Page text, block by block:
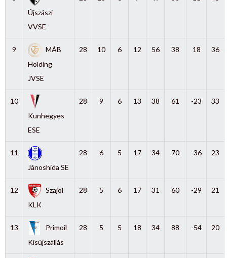
Újszászi
VVSE
9
MÁB
Holding
JVSE
28 10 6 12 56 38 18 36
10
Kunhegyes
ESE
28 9 6 13 38 61 -23 33
11
Jánoshida SE
28 6 5 17 34 70 -36 23
12
Szajol
KLK
28 5 6 17 31 60 -29 21
13
Primoil
Kisújszállás
28 5 5 18 34 88 -54 20